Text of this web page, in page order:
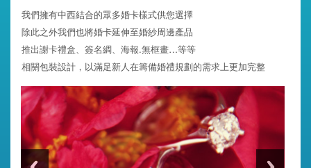
我們擁有中西結合的眾多婚卡樣式供您選擇
除此之外我們也將婚卡延伸至婚紗周邊產品
推出謝卡禮盒、簽名綢、海報.無框畫…等等
相關包裝設計，以滿足新人在籌備婚禮規劃的需求上更加完整